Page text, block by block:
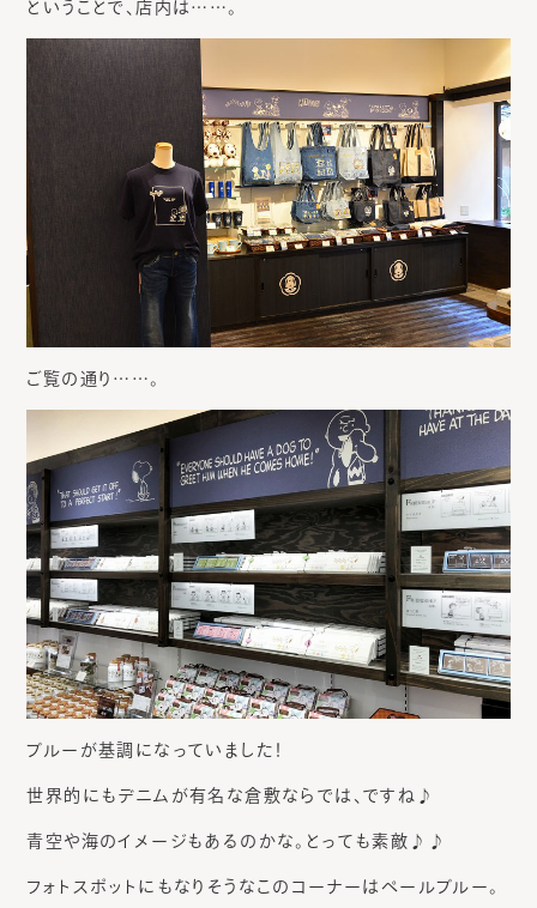
ということで、店内は……。
ご覧の通り……。
ブルーが基調になっていました！
世界的にもデニムが有名な倉敷ならでは、ですね♪
青空や海のイメージもあるのかな。とっても素敵♪♪
フォトスポットにもなりそうなこのコーナーはペールブルー。